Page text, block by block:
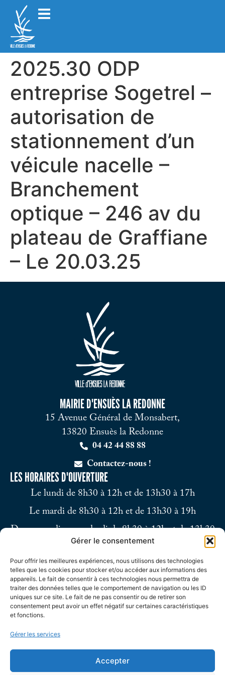
Gérer le consentement
Pour offrir les meilleures expériences, nous utilisons des technologies
telles que les cookies pour stocker et/ou accéder aux informations des
appareils. Le fait de consentir à ces technologies nous permettra de
traiter des données telles que le comportement de navigation ou les ID
uniques sur ce site. Le fait de ne pas consentir ou de retirer son
consentement peut avoir un effet négatif sur certaines caractéristiques
et fonctions.
Gérer les services
Accepter
2025.30 ODP
entreprise Sogetrel –
autorisation de
stationnement d’un
véicule nacelle –
Branchement
optique – 246 av du
plateau de Graffiane
– Le 20.03.25
MAIRIE D'ENSUÈS LA REDONNE
15 Avenue Général de Monsabert,
13820 Ensuès la Redonne
04 42 44 88 88
Contactez-nous !
LES HORAIRES D'OUVERTURE
Le lundi de 8h30 à 12h et de 13h30 à 17h
Le mardi de 8h30 à 12h et de 13h30 à 19h
Du mercredi au vendredi de 8h30 à 12h et de 13h30
Le samedi de 9h à 12h